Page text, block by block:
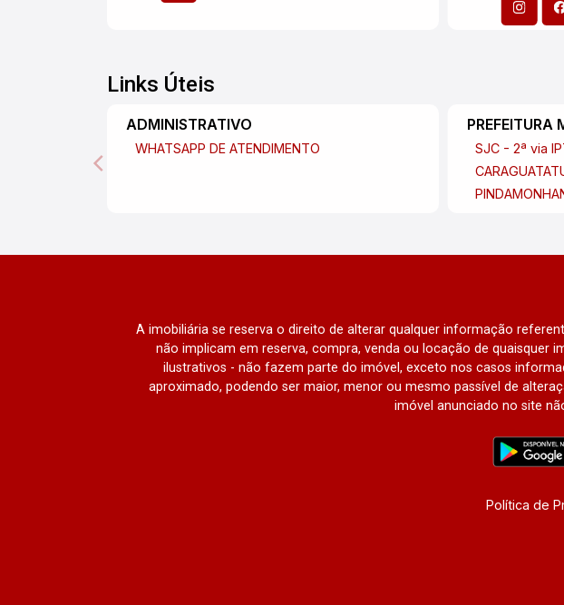
Links Úteis
ADMINISTRATIVO
WHATSAPP DE ATENDIMENTO
PREFEITURA
SJC - 2ª via
A imobiliária se reserva o direito de alterar qualquer informação
não implicam em reserva, compra, venda ou locação de quaisquer
ilustrativos - não fazem parte do imóvel, exceto nos casos
aproximado, podendo ser maior, menor ou mesmo passível de
imóvel anunciado no site
Política de